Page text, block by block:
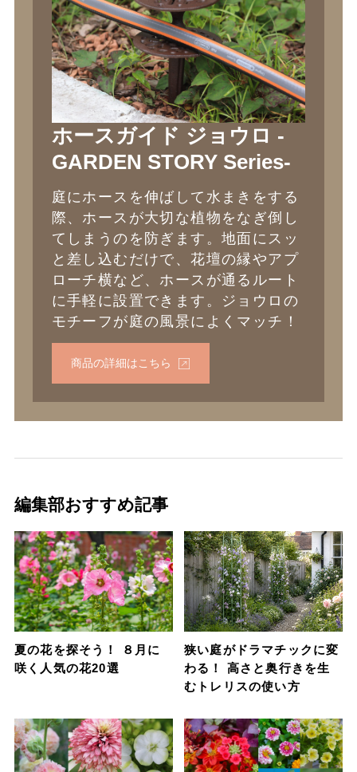
ホースガイド ジョウロ -
GARDEN STORY Series-
庭にホースを伸ばして水まきをする
際、ホースが大切な植物をなぎ倒し
てしまうのを防ぎます。地面にスッ
と差し込むだけで、花壇の縁やアプ
ローチ横など、ホースが通るルート
に手軽に設置できます。ジョウロの
モチーフが庭の風景によくマッチ！
商品の詳細はこちら
編集部おすすめ記事
夏の花を探そう！ ８月に
咲く人気の花20選
狭い庭がドラマチックに変
わる！ 高さと奥行きを生
むトレリスの使い方